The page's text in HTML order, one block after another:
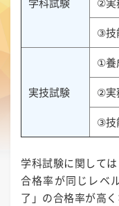
③技
実技試験
①養
②実
③技
学科試験に関して
合格率が同じレベ
了」の合格率が高